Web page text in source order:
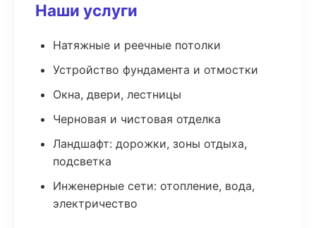
Наши услуги
Натяжные и реечные потолки
Устройство фундамента и отмостки
Окна, двери, лестницы
Черновая и чистовая отделка
Ландшафт: дорожки, зоны отдыха,
подсветка
Инженерные сети: отопление, вода,
электричество